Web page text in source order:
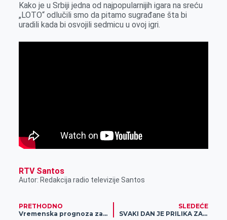
Kako je u Srbiji jedna od najpopularnijih igara na sreću
„LOTO“ odlučili smo da pitamo sugrađane šta bi
uradili kada bi osvojili sedmicu u ovoj igri.
RTV Santos
Autor: Redakcija radio televizije Santos
PRETHODNO
Vremenska prognoza za 3. novembar
SLEDEĆE
SVAKI DAN JE PRILIKA ZA NOVI POKLON: Deponuj svoj novac i magija počinje!